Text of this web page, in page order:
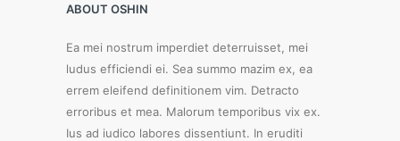
ABOUT OSHIN
Ea mei nostrum imperdiet deterruisset, mei
ludus efficiendi ei. Sea summo mazim ex, ea
errem eleifend definitionem vim. Detracto
erroribus et mea. Malorum temporibus vix ex.
Ius ad iudico labores dissentiunt. In eruditi